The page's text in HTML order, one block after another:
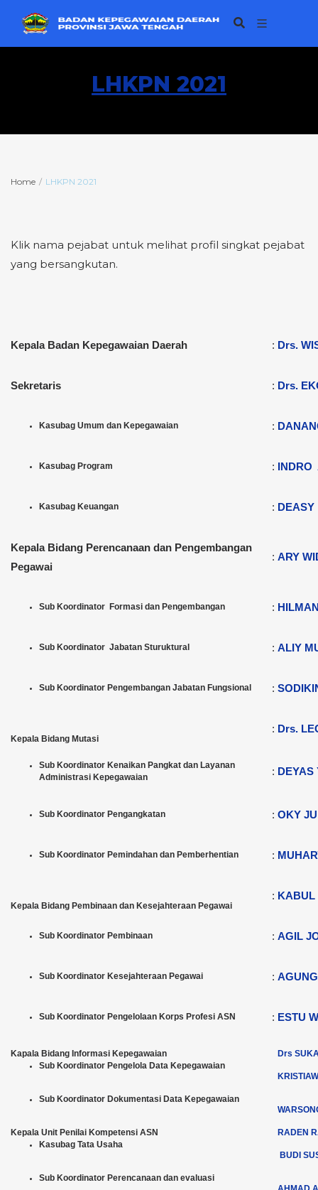
LHKPN 2021
Home LHKPN 2021
Klik nama pejabat untuk melihat profil singkat pejabat
yang bersangkutan.
Kepala Badan Kepegawaian Daerah : Drs.
Sekretaris : Drs.
Kasubag Umum dan Kepegawaian :
Kasubag Program : INDRO
Kasubag Keuangan : DEASY
Kepala Bidang Perencanaan dan Pengembangan
Pegawai
: ARY
Sub Koordinator Formasi dan Pengembangan :
Sub Koordinator Jabatan Sturuktural : ALIY
Sub Koordinator Pengembangan Jabatan Fungsional :
Kepala Bidang Mutasi
: Drs.
Sub Koordinator Kenaikan Pangkat dan Layanan
Administrasi Kepegawaian
: DEYAS
Sub Koordinator Pengangkatan : OKY
Sub Koordinator Pemindahan dan Pemberhentian :
Kepala Bidang Pembinaan dan Kesejahteraan Pegawai
: KABUL
Sub Koordinator Pembinaan : AGIL
Sub Koordinator Kesejahteraan Pegawai :
Sub Koordinator Pengelolaan Korps Profesi ASN : ESTU
Kapala Bidang Informasi Kepegawaian
Drs
Sub Koordinator Pengelola Data Kepegawaian
Sub Koordinator Dokumentasi Data Kepegawaian
Kepala Unit Penilai Kompetensi ASN
RADEN
Kasubag Tata Usaha
BUDI
Sub Koordinator Perencanaan dan evaluasi